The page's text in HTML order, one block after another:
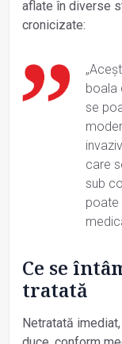
aflate în diverse
cronicizate:
boala
se
care
sub
poate
Ce se
tratată
Netratată